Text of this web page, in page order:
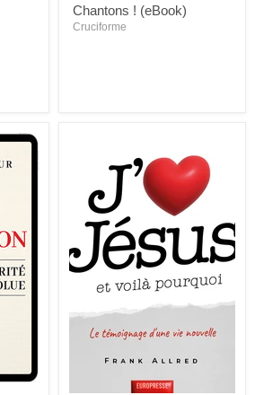
Chantons ! (eBook)
Cruciforme